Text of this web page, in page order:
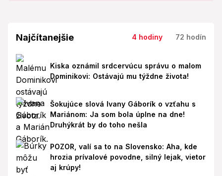
Najčítanejšie 4 hodiny 72 hodín
Kiska oznámil srdcervúcu správu o malom
Dominikovi: Ostávajú mu týždne života!
Šokujúce slová Ivany Gáborík o vzťahu s
Mariánom: Ja som bola úplne na dne!
Druhýkrát by do toho nešla
POZOR, valí sa to na Slovensko: Aha, kde
hrozia prívalové povodne, silný lejak, vietor
aj krúpy!